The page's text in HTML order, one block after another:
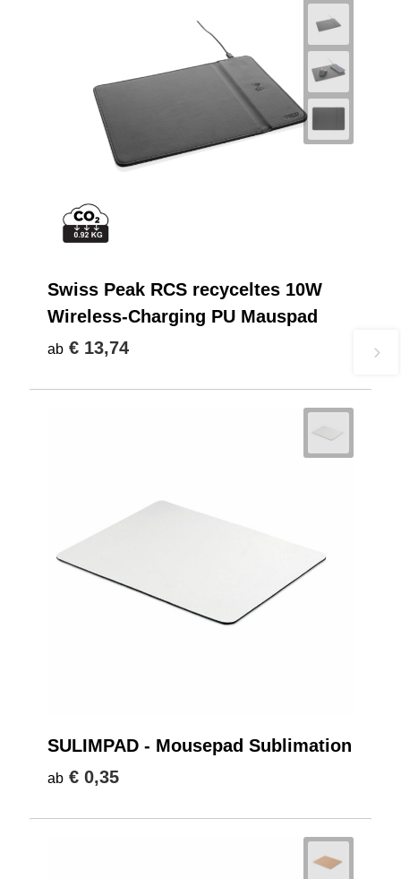
Swiss Peak RCS recyceltes 10W
Wireless-Charging PU Mauspad
ab € 13,74
SULIMPAD - Mousepad Sublimation
ab € 0,35